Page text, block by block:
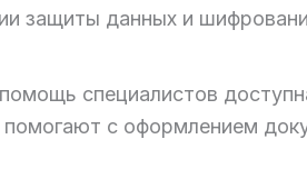
защиты данных и
специалистов
с оформлением